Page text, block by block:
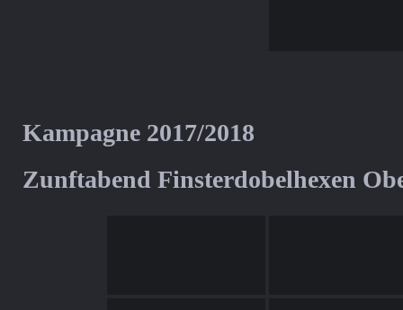
Kampagne 2017/2018
Zunftabend Finsterdobelhexen